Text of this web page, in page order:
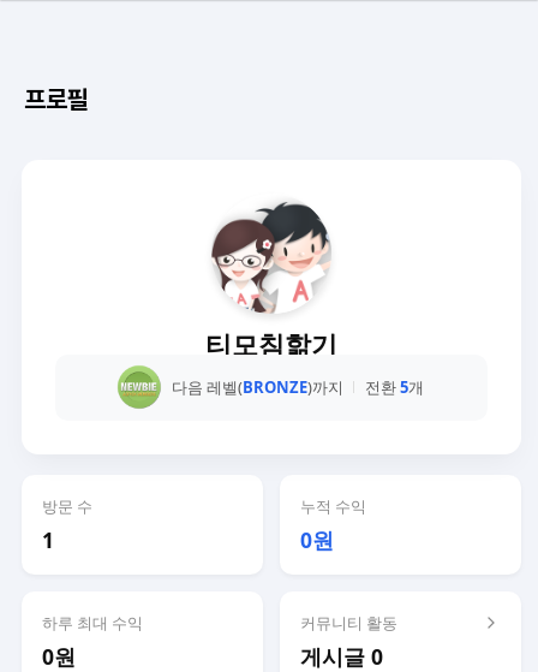
프로필
티모침핢기
다음 레벨(BRONZE)까지 전환5개
방문 수
1
누적 수익
0원
하루 최대 수익
0원
커뮤니티 활동
게시글 0